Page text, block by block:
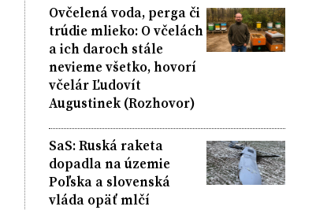
Ovčelená voda, perga či
trúdie mlieko: O včelách
a ich daroch stále
nevieme všetko, hovorí
včelár Ľudovít
Augustinek (Rozhovor)
SaS: Ruská raketa
dopadla na územie
Poľska a slovenská
vláda opäť mlčí